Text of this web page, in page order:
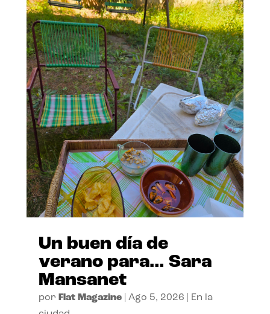
Un buen día de
verano para… Sara
Mansanet
por Flat Magazine| Ago 5, 2026
En la